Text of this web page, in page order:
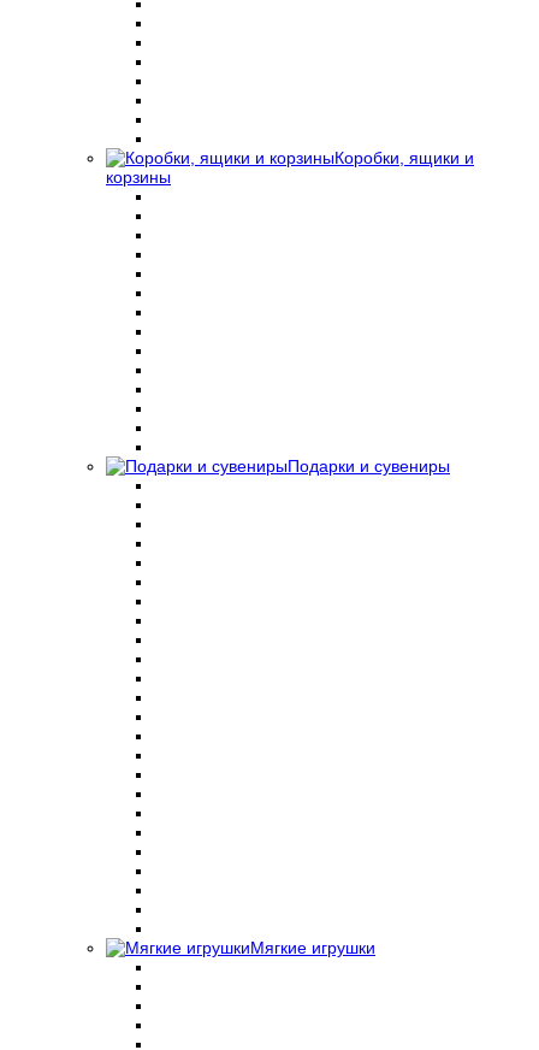
Коробки, ящики и
корзины
Подарки и сувениры
Мягкие игрушки